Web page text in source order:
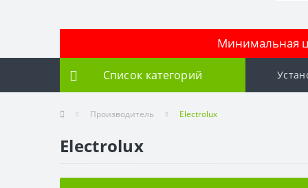
Минимальная
Список категорий
Производитель Electrolux
Electrolux